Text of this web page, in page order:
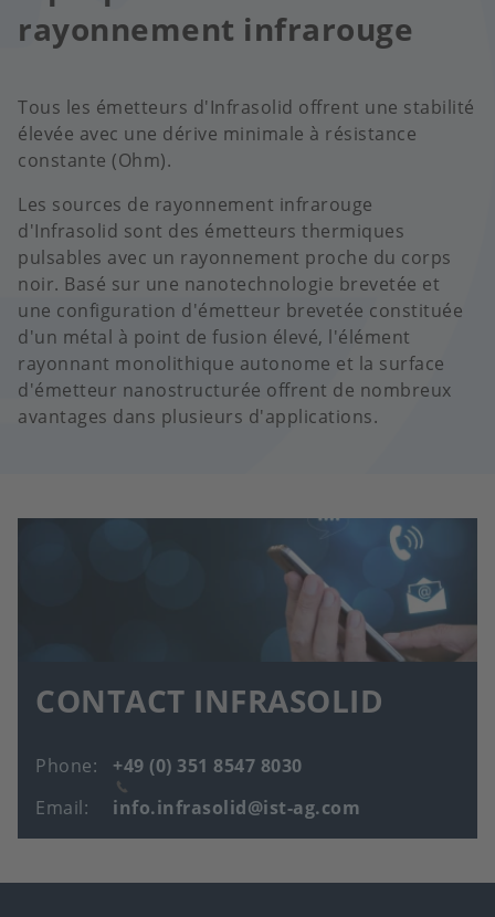
rayonnement infrarouge
Tous les émetteurs d'Infrasolid offrent une stabilité
élevée avec une dérive minimale à résistance
constante (Ohm).
Les sources de rayonnement infrarouge
d'Infrasolid sont des émetteurs thermiques
pulsables avec un rayonnement proche du corps
noir. Basé sur une nanotechnologie brevetée et
une configuration d'émetteur brevetée constituée
d'un métal à point de fusion élevé, l'élément
rayonnant monolithique autonome et la surface
d'émetteur nanostructurée offrent de nombreux
avantages dans plusieurs d'applications.
CONTACT INFRASOLID
Phone
+49 (0) 351 8547 8030
Email
info.infrasolid@ist-ag.com